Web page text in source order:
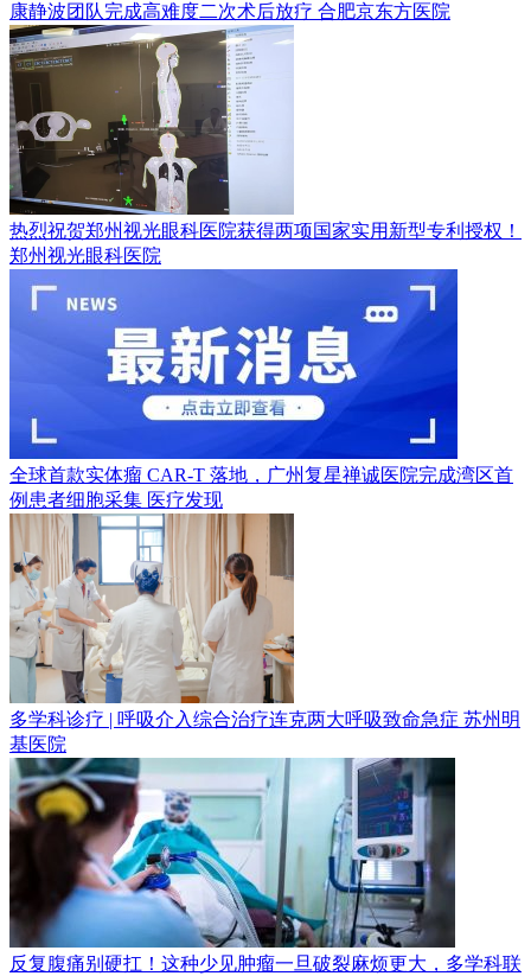
康静波团队完成高难度二次术后放疗 合肥京东方医院
热烈祝贺郑州视光眼科医院获得两项国家实用新型专利授权！
郑州视光眼科医院
全球首款实体瘤 CAR-T 落地，广州复星禅诚医院完成湾区首
例患者细胞采集 医疗发现
多学科诊疗 | 呼吸介入综合治疗连克两大呼吸致命急症 苏州明
基医院
反复腹痛别硬扛！这种少见肿瘤一旦破裂麻烦更大，多学科联